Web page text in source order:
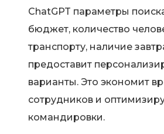
ChatGPT параметры
бюджет, количество
транспорту, наличие
предоставит
варианты. Это экономит
сотрудников и
командировки.